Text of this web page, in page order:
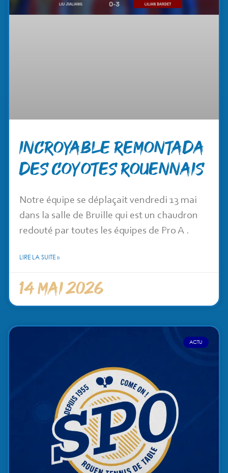
INCROYABLE REMONTADA
DES COYOTES ROUENNAIS
Notre équipe se déplaçait vendredi 13 mai
dans la salle de Bruille qui est un chaudron
redouté par toutes les équipes de Pro A .
LIRE LA SUITE »
14 mai 2026
ACTU